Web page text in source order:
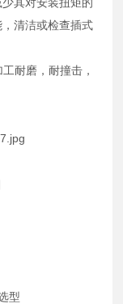
清洁或检查插式
耐磨，耐撞击，
型